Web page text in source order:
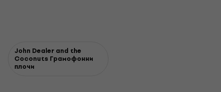
John Dealer and the
Coconuts Грамофонни
плочи